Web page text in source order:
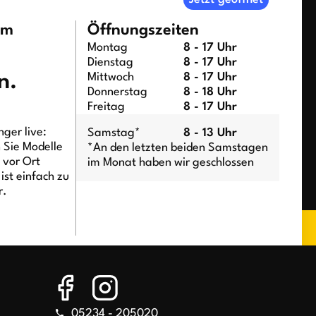
live:
Sie Modelle
vor Ort
einfach zu
Öffnungszeiten
Montag
8 - 17 Uhr
Dienstag
8 - 17 Uhr
Mittwoch
8 - 17 Uhr
Donnerstag
8 - 18 Uhr
Freitag
8 - 17 Uhr
Samstag*
8 - 13 Uhr
*An den letzten beiden Samstagen
im Monat haben wir geschlossen
05234 - 205020